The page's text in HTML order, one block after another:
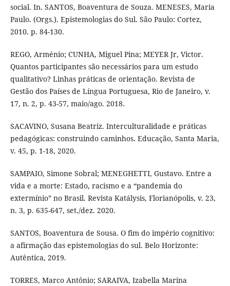
social. In. SANTOS, Boaventura de Souza. MENESES, Maria
Paulo. (Orgs.). Epistemologias do Sul. São Paulo: Cortez,
2010. p. 84-130.
REGO, Arménio; CUNHA, Miguel Pina; MEYER Jr, Victor.
Quantos participantes são necessários para um estudo
qualitativo? Linhas práticas de orientação. Revista de
Gestão dos Países de Língua Portuguesa, Rio de Janeiro, v.
17, n. 2, p. 43-57, maio/ago. 2018.
SACAVINO, Susana Beatriz. Interculturalidade e práticas
pedagógicas: construindo caminhos. Educação, Santa Maria,
v. 45, p. 1-18, 2020.
SAMPAIO, Simone Sobral; MENEGHETTI, Gustavo. Entre a
vida e a morte: Estado, racismo e a “pandemia do
extermínio” no Brasil. Revista Katálysis, Florianópolis, v. 23,
n. 3, p. 635-647, set./dez. 2020.
SANTOS, Boaventura de Sousa. O fim do império cognitivo:
a afirmação das epistemologias do sul. Belo Horizonte:
Autêntica, 2019.
TORRES, Marco Antônio; SARAIVA, Izabella Marina